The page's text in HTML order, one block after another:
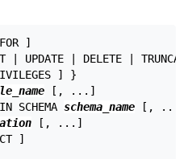
]
| UPDATE | DELETE |
] }
[, ...]
SCHEMA
schema_name [, ...]
[, ...]
]